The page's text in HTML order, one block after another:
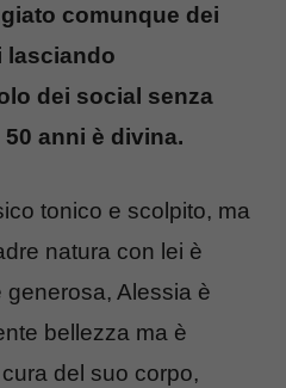
comunque dei
lasciando
dei social senza
anni è divina.
tonico e scolpito, ma
natura con lei è
generosa, Alessia è
bellezza ma è
del suo corpo,